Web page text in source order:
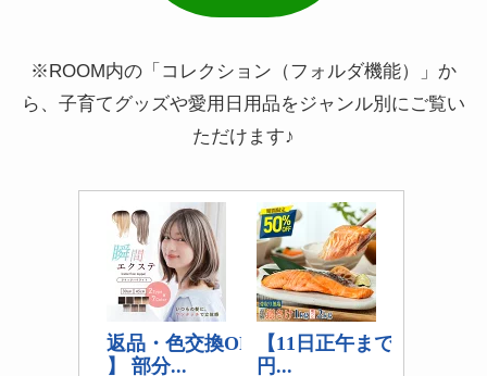
※ROOM内の「コレクション（フォルダ機能）」か
ら、子育てグッズや愛用日用品をジャンル別にご覧い
ただけます♪